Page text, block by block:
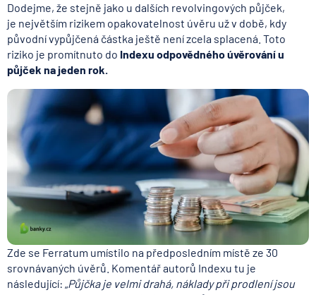
Dodejme, že stejně jako u dalších revolvingových půjček,
je největším rizikem opakovatelnost úvěru už v době, kdy
původní vypůjčená částka ještě není zcela splacená. Toto
riziko je promítnuto do Indexu odpovědného úvěrování u
půjček na jeden rok.
Zde se Ferratum umístilo na předposledním místě ze 30
srovnávaných úvěrů. Komentář autorů Indexu tu je
následující: „Půjčka je velmi drahá, náklady při prodlení jsou